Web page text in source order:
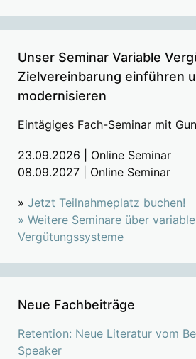
Unser Seminar Variable
Zielvereinbarung einführen
modernisieren
Eintägiges Fach-Seminar mit
23.09.2026 | Online Seminar
08.09.2027 | Online Seminar
» Jetzt Teilnahmeplatz buchen!
» Weitere Seminare über variable
Vergütungssysteme
Neue Fachbeiträge
Retention: Neue Literatur vom
Speaker